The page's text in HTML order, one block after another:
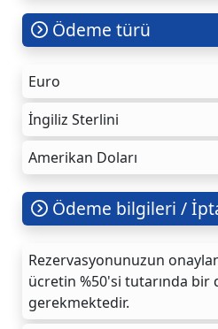
Ödeme türü
Euro
İngiliz Sterlini
Amerikan Doları
Ödeme bilgileri /
Rezervasyonunuzun
ücretin %50'si tutarında bir
gerekmektedir.